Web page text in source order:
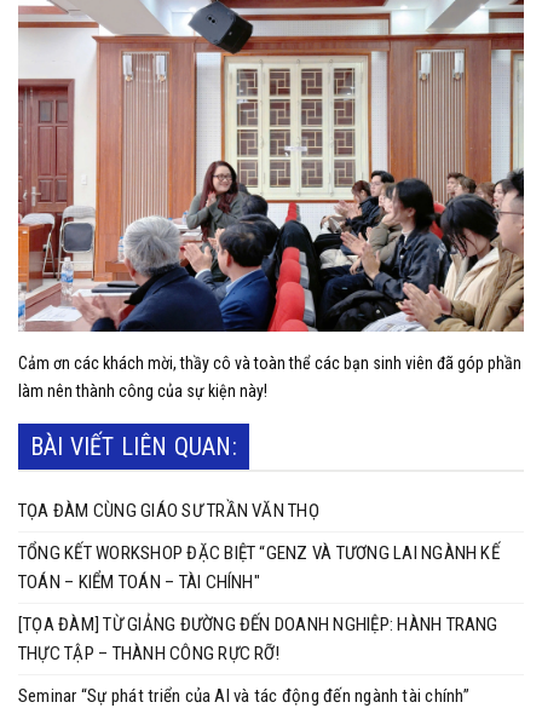
Cảm ơn các khách mời, thầy cô và toàn thể các bạn sinh viên đã góp phần
làm nên thành công của sự kiện này!
BÀI VIẾT LIÊN QUAN:
TỌA ĐÀM CÙNG GIÁO SƯ TRẦN VĂN THỌ
TỔNG KẾT WORKSHOP ĐẶC BIỆT “GENZ VÀ TƯƠNG LAI NGÀNH KẾ
TOÁN – KIỂM TOÁN – TÀI CHÍNH"
[TỌA ĐÀM] TỪ GIẢNG ĐƯỜNG ĐẾN DOANH NGHIỆP: HÀNH TRANG
THỰC TẬP – THÀNH CÔNG RỰC RỠ!
Seminar “Sự phát triển của AI và tác động đến ngành tài chính”